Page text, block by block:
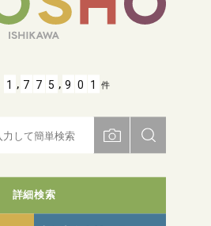
詳細検索
1 , 7 7 5 , 9 0 1 件